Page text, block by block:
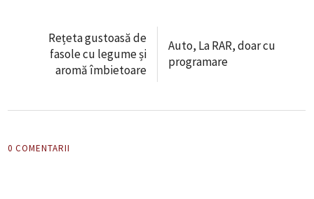
Rețeta gustoasă de
fasole cu legume și
aromă îmbietoare
Auto, La RAR, doar cu
programare
0 COMENTARII